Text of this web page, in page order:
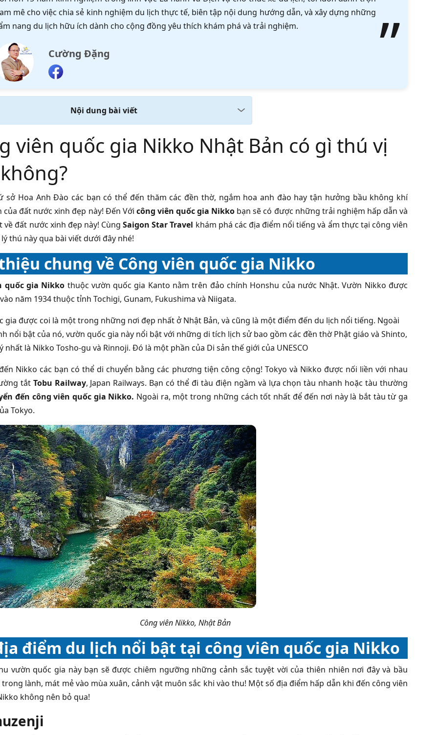
mê cho việc chia sẻ kinh nghiệm du lịch thực tế, biên tập nội dung hướng dẫn, và xây dựng những
nang du lịch hữu ích dành cho cộng đồng yêu thích khám phá và trải nghiệm.
Cường Đặng
Nội dung bài viết
viên quốc gia Nikko Nhật Bản có gì thú vị
sở Hoa Anh Đào các bạn có thể đến thăm các đền thờ, ngắm hoa anh đào hay tận hưởng bầu không khí
đất nước xinh đẹp này! Đến Với công viên quốc gia Nikko bạn sẽ có được những trải nghiệm hấp dẫn và
về đất nước xinh đẹp này! CùngSaigon Star Travel khám phá các địa điểm nổi tiếng và ẩm thực tại công viên
thú này qua bài viết dưới đây nhé!
chung về Công viên quốc gia Nikko
quốc gia Nikko thuộc vườn quốc gia Kanto nằm trên đảo chính Honshu của nước Nhật. Vườn Nikko được
năm 1934 thuộc tỉnh Tochigi, Gunam, Fukushima và Niigata.
gia được coi là một trong những nơi đẹp nhất ở Nhật Bản, và cũng là một điểm đến du lịch nổi tiếng. Ngoài
nổi bật của nó, vườn quốc gia này nổi bật với những di tích lịch sử bao gồm các đền thờ Phật giáo và Shinto,
nhất là Nikko Tosho-gu và Rinnoji. Đó là một phần của Di sản thế giới của UNESCO
Nikko các bạn có thể di chuyển bằng các phương tiện công cộng! Tokyo và Nikko được nối liền với nhau
tắt Tobu Railway, Japan Railways. Bạn có thể đi tàu điện ngầm và lựa chọn tàu nhanh hoặc tàu thường
đến công viên quốc gia Nikko. Ngoài ra, một trong những cách tốt nhất để đến nơi này là bắt tàu từ ga
Tokyo.
Công viên Nikko, Nhật Bản
điểm du lịch nổi bật tại công viên quốc gia Nikko
vườn quốc gia này bạn sẽ được chiêm ngưỡng những cảnh sắc tuyệt vời của thiên nhiên nơi đây và bầu
lành, mát mẻ vào mùa xuân, cảnh vật muôn sắc khi vào thu! Một số địa điểm hấp dẫn khi đến công viên
không nên bỏ qua!